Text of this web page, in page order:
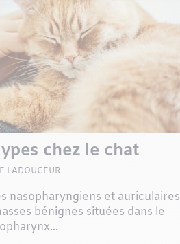
chez le chat
LADOUCEUR
nasopharyngiens et auriculaires
bénignes situées dans le